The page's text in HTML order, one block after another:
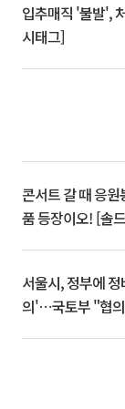
입추매직 '불발',
시태그]
콘서트 갈 때 응
품 등장이오! [솔
서울시, 정부에
의'⋯국토부 "협